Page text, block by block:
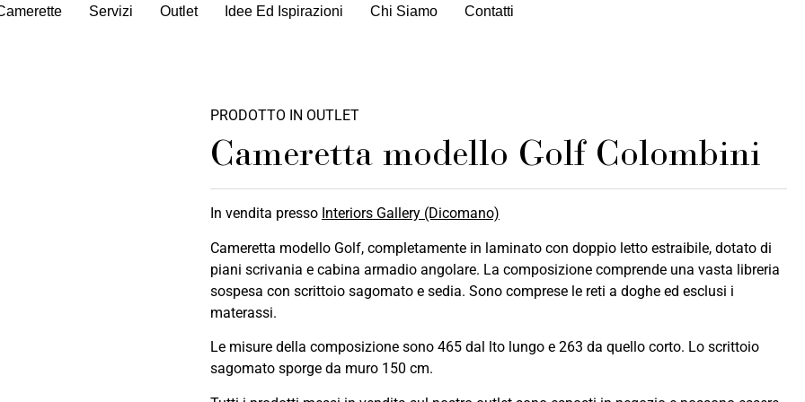
Servizi Outlet Idee Ed Ispirazioni Chi Siamo Contatti
PRODOTTO IN OUTLET
Cameretta modello Golf Colombini
In vendita presso Interiors Gallery (Dicomano)
Cameretta modello Golf, completamente in laminato con doppio letto estraibile, dotato di
piani scrivania e cabina armadio angolare. La composizione comprende una vasta libreria
sospesa con scrittoio sagomato e sedia. Sono comprese le reti a doghe ed esclusi i
materassi.
Le misure della composizione sono 465 dal lto lungo e 263 da quello corto. Lo scrittoio
sagomato sporge da muro 150 cm.